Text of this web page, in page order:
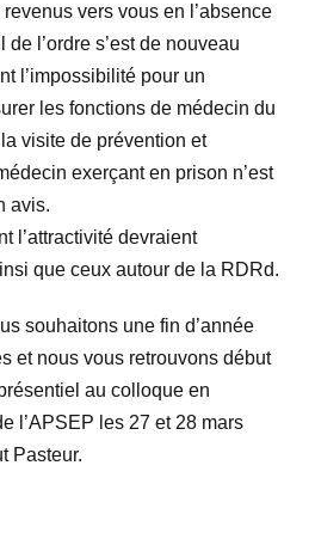
vers vous en l’absence
l’ordre s’est de nouveau
l’impossibilité pour un
les fonctions de médecin du
visite de prévention et
exerçant en prison n’est
avis.
l’attractivité devraient
que ceux autour de la RDRd.
souhaitons une fin d’année
et nous vous retrouvons début
au colloque en
l’APSEP les 27 et 28 mars
Pasteur.